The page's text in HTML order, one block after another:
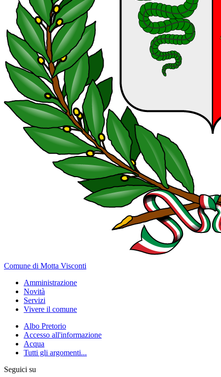
Comune di Motta Visconti
Amministrazione
Novità
Servizi
Vivere il comune
Albo Pretorio
Accesso all'informazione
Acqua
Tutti gli argomenti...
Seguici su